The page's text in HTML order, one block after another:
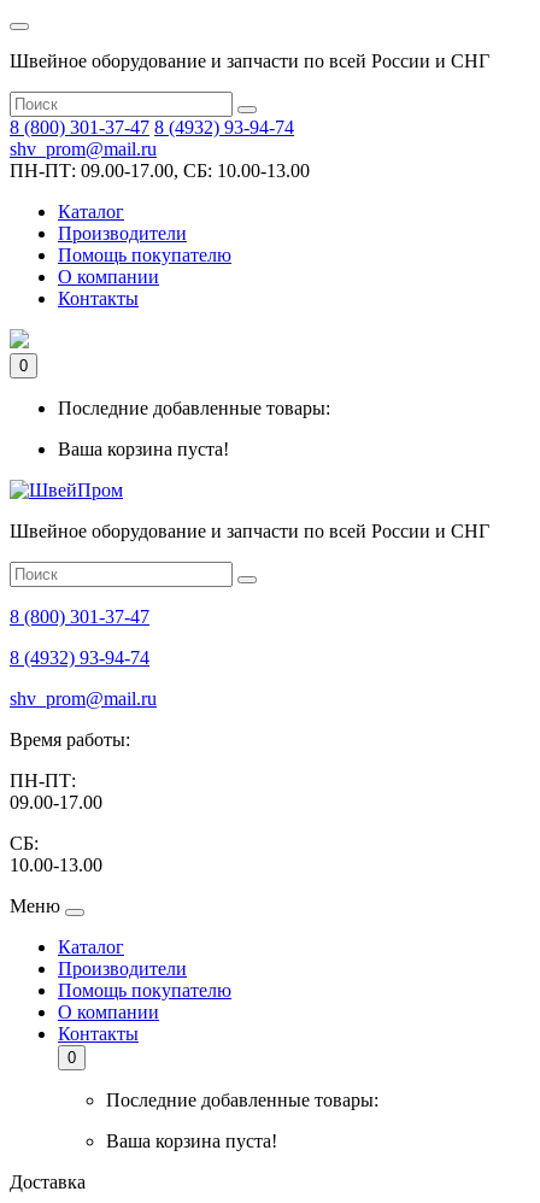
Швейное оборудование и запчасти по всей России и СНГ
8 (800) 301-37-47 8 (4932) 93-94-74
shv_prom@mail.ru
ПН-ПТ: 09.00-17.00, СБ: 10.00-13.00
Каталог
Производители
Помощь покупателю
О компании
Контакты
0
Последние добавленные товары:
Ваша корзина пуста!
Швейное оборудование и запчасти по всей России и СНГ
8 (800) 301-37-47
8 (4932) 93-94-74
shv_prom@mail.ru
Время работы:
ПН-ПТ:
09.00-17.00
СБ:
10.00-13.00
Меню
Каталог
Производители
Помощь покупателю
О компании
Контакты
0
Последние добавленные товары:
Ваша корзина пуста!
Доставка